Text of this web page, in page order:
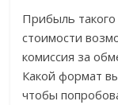
Прибыль такого
стоимости
комиссия за
Какой формат
чтобы